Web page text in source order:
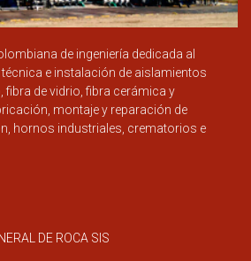
de ingeniería dedicada al
e instalación de aislamientos
de vidrio, fibra cerámica y
montaje y reparación de
hornos industriales, crematorios e
DE ROCA SIS